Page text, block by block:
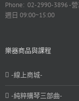
Phone: 02-2990-3896 -
週日 09:00~15:00
樂器商品與課程
-線上商城-
-純粹購琴三部曲-